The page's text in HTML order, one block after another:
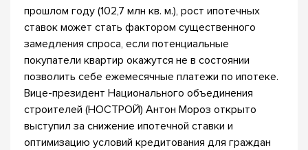
прошлом году (102,7 млн кв. м.), рост ипотечных
ставок может стать фактором существенного
замедления спроса, если потенциальные
покупатели квартир окажутся не в состоянии
позволить себе ежемесячные платежи по ипотеке.
Вице-президент Национального объединения
строителей (НОСТРОЙ) Антон Мороз открыто
выступил за снижение ипотечной ставки и
оптимизацию условий кредитования для граждан